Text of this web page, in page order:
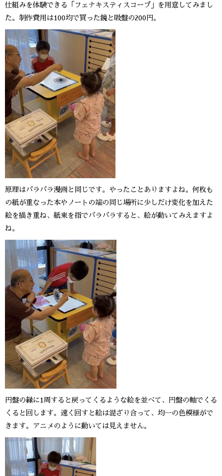
仕組みを体験できる「フェナキスティスコープ」を用意してみまし
た。制作費用は100均で買った鏡と吸盤の200円。
原理はパラパラ漫画と同じです。やったことありますよね。何枚も
の紙が重なった本やノートの端の同じ場所に少しだけ変化を加えた
絵を描き重ね、紙束を指でパラパラすると、絵が動いてみえますよ
ね。
円盤の縁に1周すると戻ってくるような絵を並べて、円盤の軸でくる
くると回します。速く回すと絵は混ざり合って、均一の色模様がで
きます。アニメのように動いては見えません。